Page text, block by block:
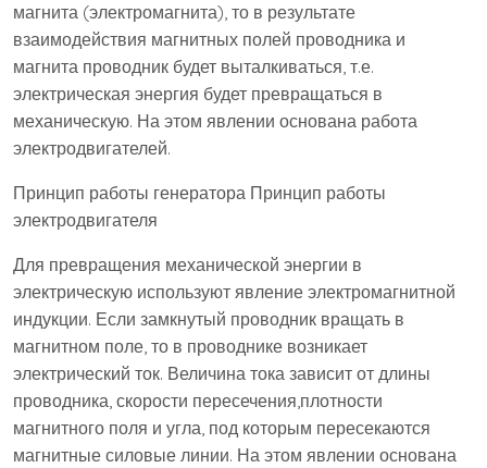
магнита (электромагнита), то в результате
взаимодействия магнитных полей проводника и
магнита проводник будет выталкиваться, т.е.
электрическая энергия будет превращаться в
механическую. На этом явлении основана работа
электродвигателей.
Принцип работы генератора Принцип работы
электродвигателя
Для превращения механической энергии в
электрическую используют явление электромагнитной
индукции. Если замкнутый проводник вращать в
магнитном поле, то в проводнике возникает
электрический ток. Величина тока зависит от длины
проводника, скорости пересечения,плотности
магнитного поля и угла, под которым пересекаются
магнитные силовые линии. На этом явлении основана